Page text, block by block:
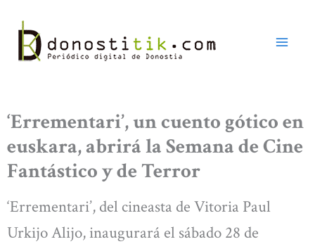
contenido
‘Errementari’, un cuento gótico en
euskara, abrirá la Semana de Cine
Fantástico y de Terror
‘Errementari’, del cineasta de Vitoria Paul
Urkijo Alijo, inaugurará el sábado 28 de